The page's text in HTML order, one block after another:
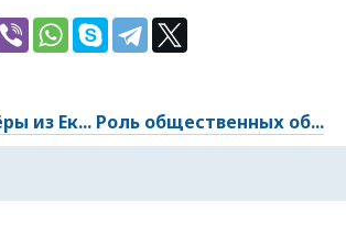
из Ек... Роль общественных об...